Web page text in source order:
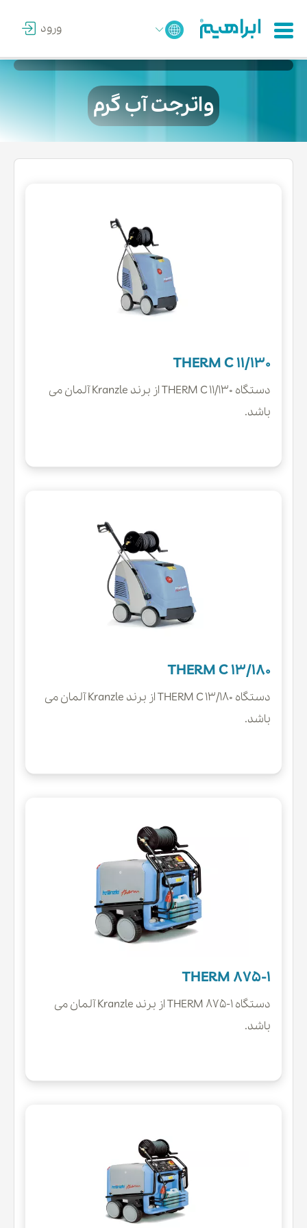
ورود
واترجت آب گرم
THERM C 11/130
دستگاه THERM C 11/130 از برند Kranzle آلمان می
باشد.
THERM C 13/180
دستگاه THERM C 13/180 از برند Kranzle آلمان می
باشد.
THERM 875-1
دستگاه THERM 875-1 از برند Kranzle آلمان می
باشد.